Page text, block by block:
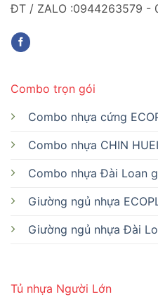
ĐT / ZALO :0944263579 -
Tủ nhựa Người Lớn
Combo trọn gói
Combo nhựa cứng
Combo nhựa CHIN HUEI
Combo nhựa Đài Loan
Giường ngủ nhựa
Giường ngủ nhựa Đài